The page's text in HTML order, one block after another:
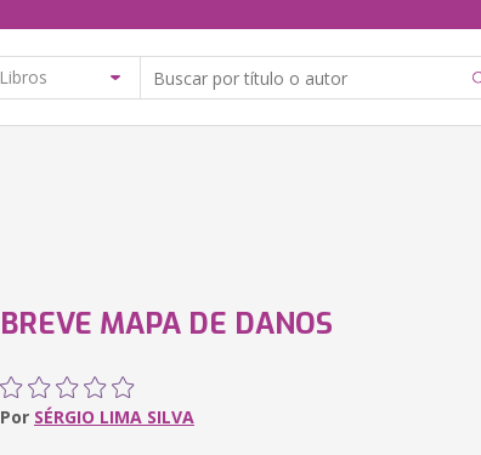
BREVE MAPA DE DANOS
Por SÉRGIO LIMA SILVA